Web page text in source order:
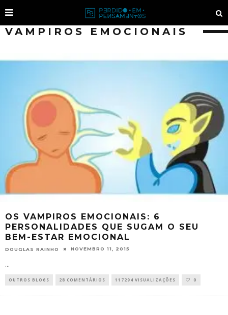
VAMPIROS EMOCIONAIS
OS VAMPIROS EMOCIONAIS: 6
PERSONALIDADES QUE SUGAM O SEU
BEM-ESTAR EMOCIONAL
DOUGLAS RAINHO NOVEMBRO 11, 2015
...
OUTROS BLOGS 28 COMENTÁRIOS 117294 VISUALIZAÇÕES 0